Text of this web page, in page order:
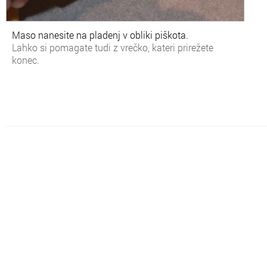
Maso nanesite na pladenj v obliki piškota.
Lahko si pomagate tudi z vrečko, kateri prirežete
konec.